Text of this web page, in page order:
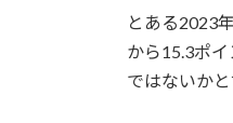
とある2023
から15.3ポ
ではないかと